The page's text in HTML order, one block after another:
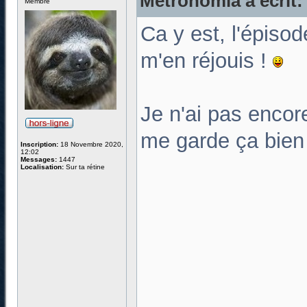
Inscription: 18 Novembre 2020,
12:02
Messages: 1447
Localisation: Sur ta rétine
Ca y est,
m'en réjouis !
Je n'ai pas
me garde ça